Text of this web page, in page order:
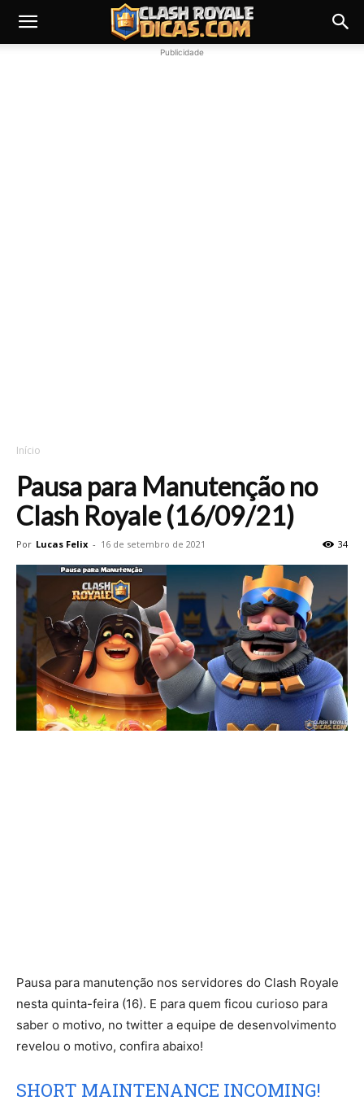
Publicidade
Início
Pausa para Manutenção no
Clash Royale (16/09/21)
Por Lucas Felix - 16 de setembro de 2021 34
Pausa para manutenção nos servidores do Clash Royale
nesta quinta-feira (16). E para quem ficou curioso para
saber o motivo, no twitter a equipe de desenvolvimento
revelou o motivo, confira abaixo!
SHORT MAINTENANCE INCOMING!